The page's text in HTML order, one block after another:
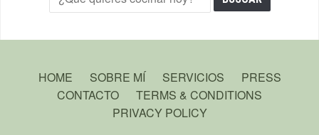
HOME SOBRE MÍ SERVICIOS
PRESS
CONTACTO
TERMS & CONDITIONS
PRIVACY POLICY